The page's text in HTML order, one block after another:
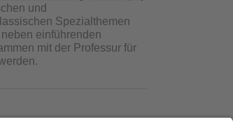
und
Spezialthemen
einführenden
mit der Professur für